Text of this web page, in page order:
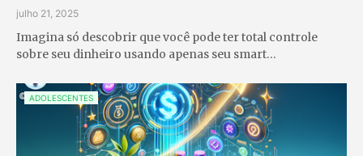
julho 21, 2025
Imagina só descobrir que você pode ter total controle
sobre seu dinheiro usando apenas seu smart…
ADOLESCENTES